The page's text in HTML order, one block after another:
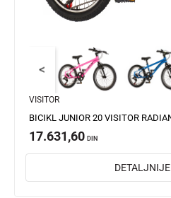
<
VISITOR
17.631,60 DIN
DETALJNIJE